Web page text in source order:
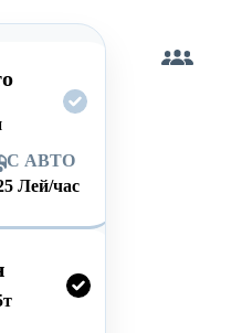
С АВТО
Лей/час
т